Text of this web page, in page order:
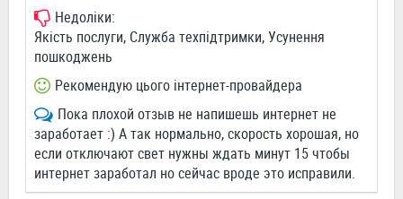
Недоліки:
Якість послуги, Служба техпідтримки, Усунення
пошкоджень
Рекомендую цього інтернет-провайдера
Пока плохой отзыв не напишешь интернет не
заработает :) А так нормально, скорость хорошая, но
если отключают свет нужны ждать минут 15 чтобы
интернет заработал но сейчас вроде это исправили.